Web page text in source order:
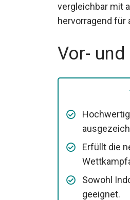
vergleichbar mit
hervorragend für
Vor-
Erfüllt die
Sowohl
geeignet.